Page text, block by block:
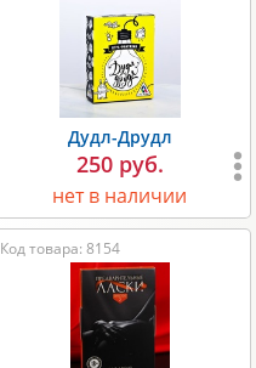
Дудл-Друдл
250 руб.
нет в наличии
Код товара: 8154